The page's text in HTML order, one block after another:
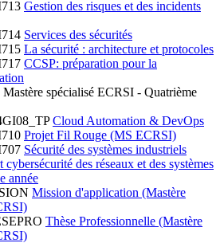
Gestion des risques et des incidents
Services des sécurités
La sécurité : architecture et protocoles
CCSP: préparation pour la
Mastère spécialisé ECRSI - Quatrième
Cloud Automation & DevOps
Projet Fil Rouge (MS ECRSI)
Sécurité des systèmes industriels
cybersécurité des réseaux et des systèmes
année
Mission d'application (Mastère
Thèse Professionnelle (Mastère